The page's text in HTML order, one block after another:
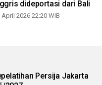
dideportasi dari Bali
April 2026 22:20 WIB
Persija Jakarta